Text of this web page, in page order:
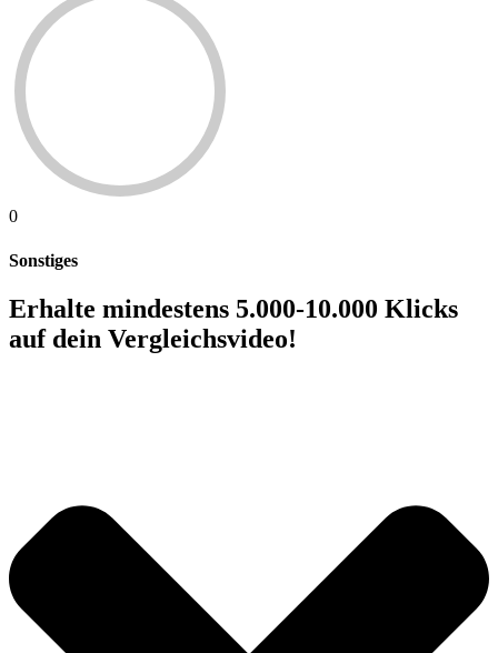
0
Sonstiges
Erhalte mindestens 5.000-10.000 Klicks
auf dein Vergleichsvideo!